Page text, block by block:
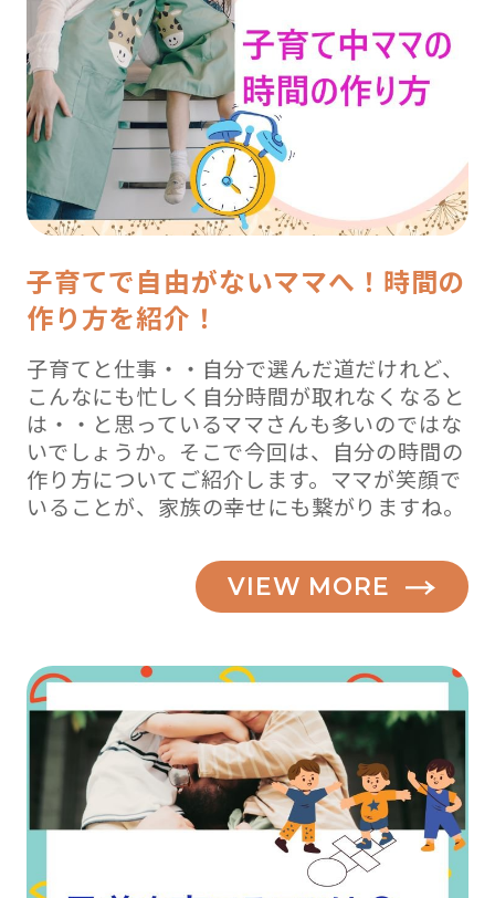
子育てで自由がないママへ！時間の
作り方を紹介！
子育てと仕事・・自分で選んだ道だけれど、
こんなにも忙しく自分時間が取れなくなると
は・・と思っているママさんも多いのではな
いでしょうか。そこで今回は、自分の時間の
作り方についてご紹介します。ママが笑顔で
いることが、家族の幸せにも繋がりますね。
VIEW MORE